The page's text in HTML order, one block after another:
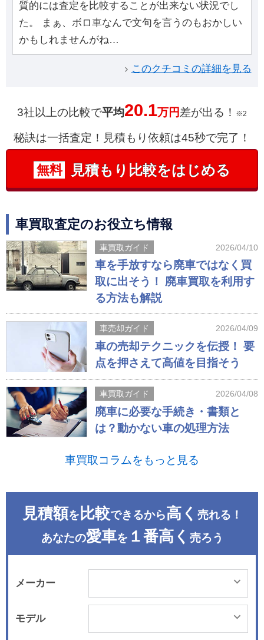
質的には査定を比較することが出来ない状況でし
た。 まぁ、ボロ車なんで文句を言うのもおかしい
かもしれませんがね…
このクチコミの詳細を見る
3社以上の比較で平均20.1万円差が出る！ ※2
秘訣は一括査定！見積もり依頼は45秒で完了！
無料 見積もり比較をはじめる
車買取査定のお役立ち情報
車買取ガイド 2026/04/10
車を手放すなら廃車ではなく買
取に出そう！ 廃車買取を利用す
る方法も解説
車売却ガイド 2026/04/09
車の売却テクニックを伝授！ 要
点を押さえて高値を目指そう
車買取ガイド 2026/04/08
廃車に必要な手続き・書類と
は？動かない車の処理方法
車買取コラムをもっと見る
見積額を 比較できるから高く 売れる！
あなたの愛車を １番高く 売ろう
メーカー
モデル